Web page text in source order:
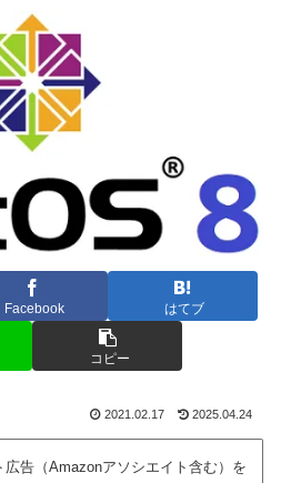
Facebook はてブ
コピー
2021.02.17 2025.04.24
告（Amazonアソシエイト含む）を